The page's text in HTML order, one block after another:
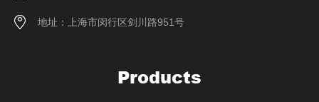
地址：上海市闵行区剑川路951号
Products